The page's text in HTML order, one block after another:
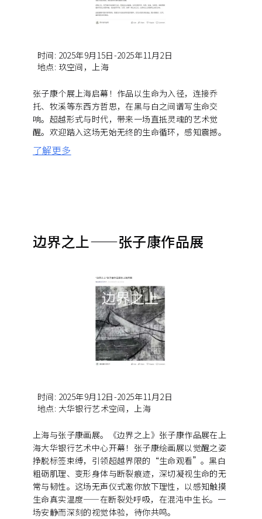
时间: 2025年9月15日-2025年11月2日
地点: 玖空间，上海
张子康个展上海启幕！作品以生命为入径，连接乔
托、牧溪等东西方哲思，在黑与白之间谱写生命交
响。超越形式与时代，带来一场直抵灵魂的艺术觉
醒。欢迎踏入这场无始无终的生命循环，感知震撼。
了解更多
边界之上——张子康作品展
时间: 2025年9月12日-2025年11月2日
地点: 大华银行艺术空间，上海
上海与张子康画展。《边界之上》张子康作品展在上
海大华银行艺术中心开幕！张子康绘画展以觉醒之姿
挣脱标签束缚，引领超越界限的“生命观看”。黑白
粗砺肌理、变形身体与断裂痕迹，深切凝视生命的无
常与韧性。这场无声仪式邀你放下理性，以感知触摸
生命真实温度——在断裂处呼吸，在混沌中生长。一
场安静而深刻的视觉体验，待你共鸣。